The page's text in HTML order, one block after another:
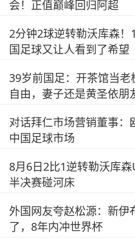
会！正值巅峰回归阿超
2分钟2球逆转勒沃库森
国足球又让人看到了希望
39岁前国足：开茶馆当
自由，妻子还是黄圣依朋
对话拜仁市场营销董事：
中国足球市场
8月6日2比1逆转勒沃库
半决赛碰河床
外国网友夸赵松源：新伊
了，8年内冲世界杯